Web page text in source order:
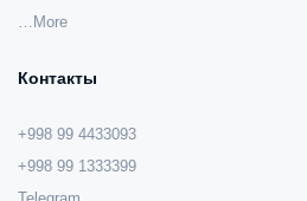
…More
Контакты
+998 99 4433093
+998 99 1333399